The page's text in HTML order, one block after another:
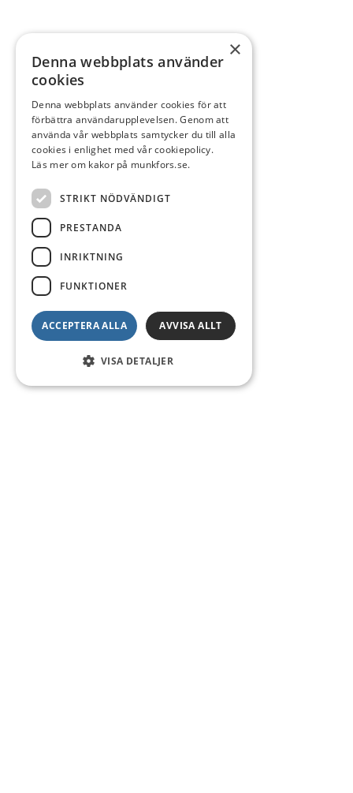
×
Denna webbplats använder
cookies
Denna webbplats använder cookies för att
förbättra användarupplevelsen. Genom att
använda vår webbplats samtycker du till alla
cookies i enlighet med vår cookiepolicy.
Läs mer om kakor på munkfors.se.
STRIKT NÖDVÄNDIGT
PRESTANDA
INRIKTNING
FUNKTIONER
ACCEPTERA ALLA AVVISA ALLT
VISA DETALJER